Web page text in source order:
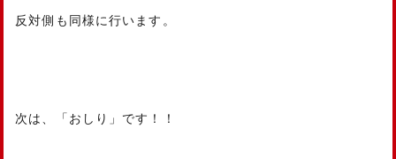
反対側も同様に行います。
次は、「おしり」です！！